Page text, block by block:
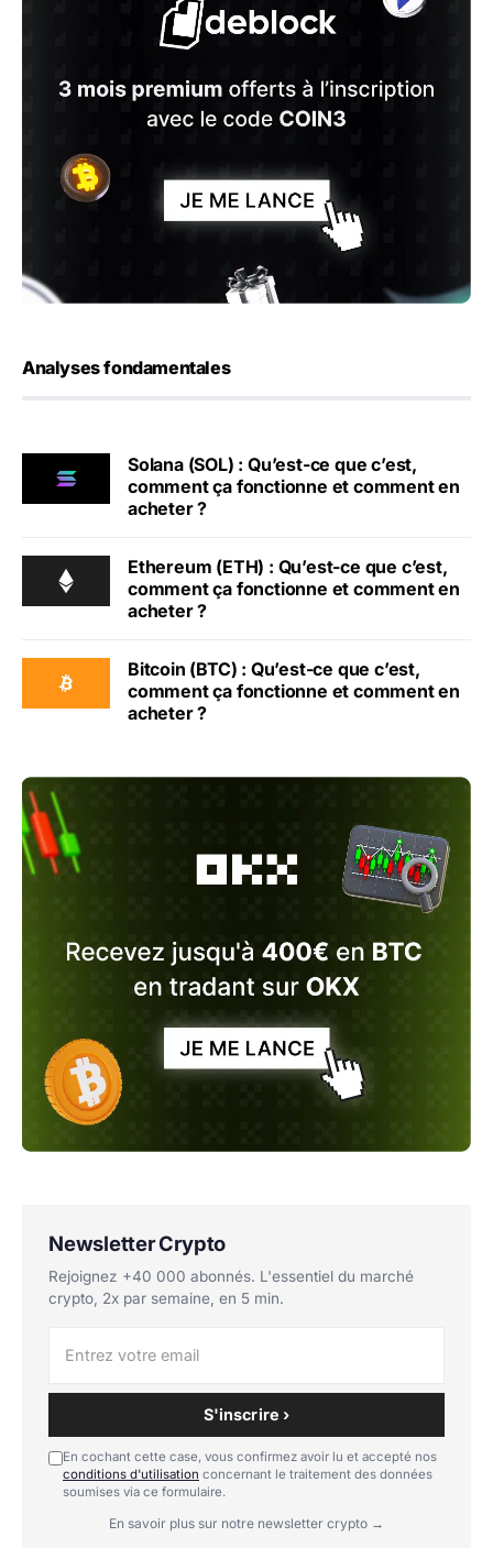
Analyses fondamentales
Solana (SOL) : Qu’est-ce que c’est,
comment ça fonctionne et comment en
acheter ?
Ethereum (ETH) : Qu’est-ce que c’est,
comment ça fonctionne et comment en
acheter ?
Bitcoin (BTC) : Qu’est-ce que c’est,
comment ça fonctionne et comment en
acheter ?
Newsletter Crypto
Rejoignez +40 000 abonnés. L'essentiel du marché
crypto, 2x par semaine, en 5 min.
S'inscrire ›
En cochant cette case, vous confirmez avoir lu et accepté nos
conditions d'utilisation concernant le traitement des données
soumises via ce formulaire.
En savoir plus sur notre newsletter crypto →